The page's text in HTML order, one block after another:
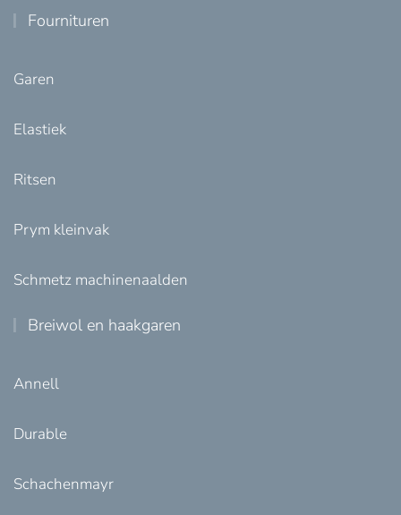
Fournituren
Garen
Elastiek
Ritsen
Prym kleinvak
Schmetz machinenaalden
Breiwol en haakgaren
Annell
Durable
Schachenmayr